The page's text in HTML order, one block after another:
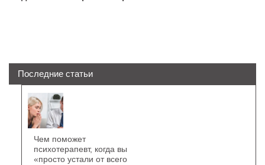
Последние статьи
Чем поможет
психотерапевт, когда вы
«просто устали от всего